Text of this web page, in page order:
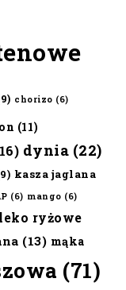
chorizo (6)
(11)
dynia (22)
kasza jaglana
(6) mango (6)
ryżowe
(13) mąka
(71)